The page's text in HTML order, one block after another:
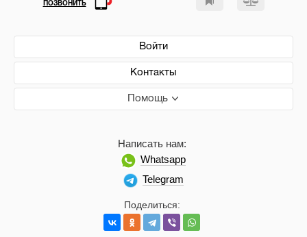
Войти
Контакты
Помощь
Поделиться:
Написать нам:
Whatsapp
Telegram
ПОЗВОНИТЬ